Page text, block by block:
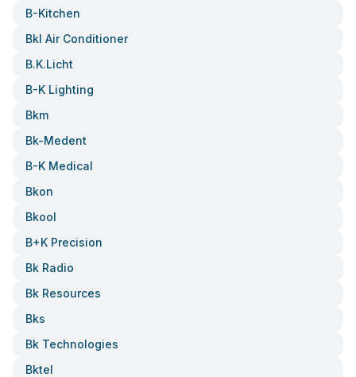
B-Kitchen
Bkl Air Conditioner
B.k.licht
B-K Lighting
Bkm
Bk-Medent
B-K Medical
Bkon
Bkool
B+k Precision
Bk Radio
Bk Resources
Bks
Bk Technologies
Bktel